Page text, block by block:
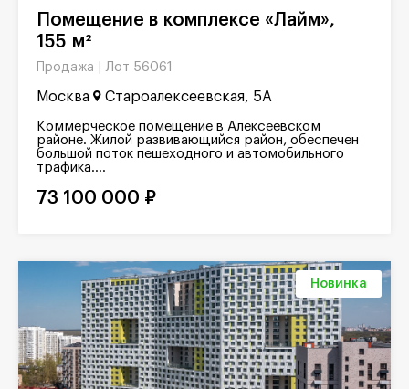
155 м²
Продажа | Лот 56061
Москва Староалексеевская, 5А
Коммерческое помещение в Алексеевском
районе. Жилой развивающийся район, обеспечен
большой поток пешеходного и автомобильного
трафика....
73 100 000 ₽
Новинка